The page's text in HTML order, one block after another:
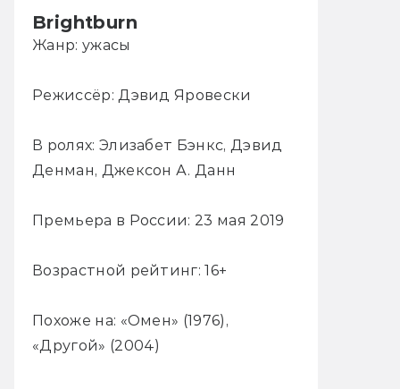
Brightburn
Жанр: ужасы
Режиссёр: Дэвид Яровески
В ролях: Элизабет Бэнкс, Дэвид
Денман, Джексон А. Данн
Премьера в России: 23 мая 2019
Возрастной рейтинг: 16+
Похоже на: «Омен» (1976),
«Другой» (2004)